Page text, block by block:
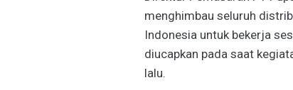
menghimbau seluruh
Indonesia untuk bekerja
diucapkan pada saat
lalu.